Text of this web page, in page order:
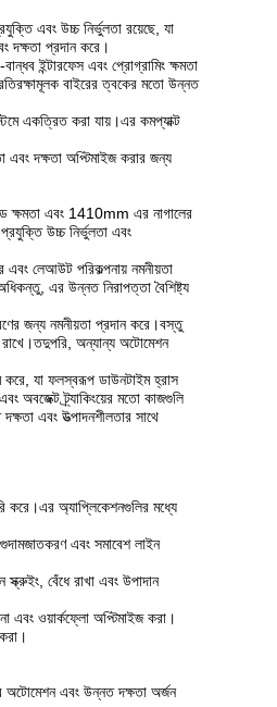
এবং উচ্চ নির্ভুলতা রয়েছে, যা
দক্ষতা প্রদান করে।
ইন্টারফেস এবং প্রোগ্রামিং ক্ষমতা
বাইরের ত্বকের মতো উন্নত
একত্রিত করা যায়।এর কমপ্যাক্ট
এবং দক্ষতা অপ্টিমাইজ করার জন্য
ক্ষমতা এবং 1410mm এর নাগালের
উচ্চ নির্ভুলতা এবং
লেআউট পরিকল্পনায় নমনীয়তা
এর উন্নত নিরাপত্তা বৈশিষ্ট্য
জন্য নমনীয়তা প্রদান করে।বস্তু
রাখে।তদুপরি, অন্যান্য অটোমেশন
করে, যা ফলস্বরূপ ডাউনটাইম হ্রাস
অবজেক্ট ট্র্যাকিংয়ের মতো কাজগুলি
এবং উত্পাদনশীলতার সাথে
করে।এর অ্যাপ্লিকেশনগুলির মধ্যে
এবং সমাবেশ লাইন
বেঁধে রাখা এবং উপাদান
এবং ওয়ার্কফ্লো অপ্টিমাইজ করা।
অটোমেশন এবং উন্নত দক্ষতা অর্জন